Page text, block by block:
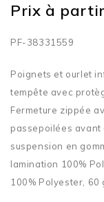
Prix à
PF-38331559
Poignets et ourlet
tempête avec
Fermeture zippée
passepoilées avant
suspension en
lamination 100%
100% Polyester, 60